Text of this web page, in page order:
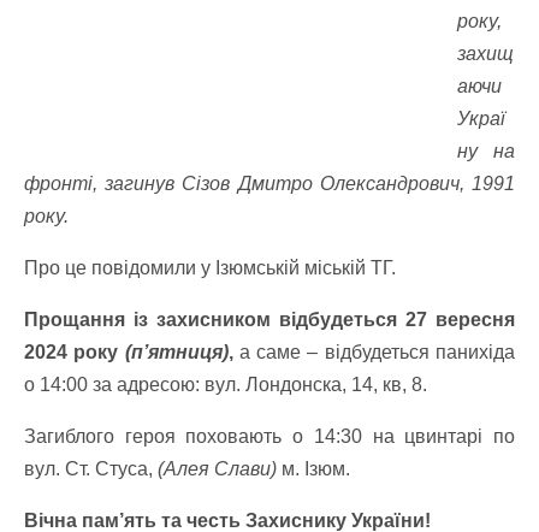
року,
захищ
аючи
Украї
ну на
фронті, загинув Сізов Дмитро Олександрович, 1991
року.
Про це повідомили у Ізюмській міській ТГ.
Прощання із захисником відбудеться 27 вересня
2024 року (п’ятниця),а саме – відбудеться панихіда
о 14:00 за адресою: вул. Лондонска, 14, кв, 8.
Загиблого героя поховають о 14:30 на цвинтарі по
вул. Ст. Стуса, (Алея Слави) м. Ізюм.
Вічна пам’ять та честь Захиснику України!